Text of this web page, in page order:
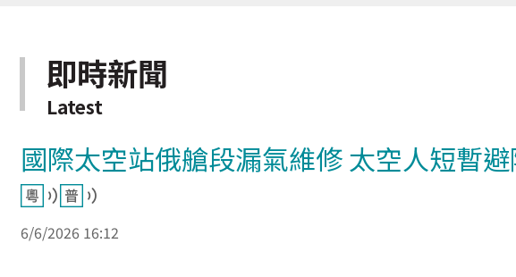
即時新聞
Latest
國際太空站俄艙段漏氣維修 太空人短暫
6/6/2026 16:12